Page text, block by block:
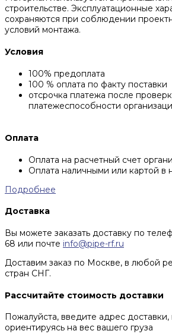
строительстве. Эксплуатационные
сохраняются при соблюдении
условий монтажа.
Условия
100% предоплата
100 % оплата по факту поставки
отсрочка платежа после
платежеспособности
Оплата
Оплата на расчетный счет
Оплата наличными или картой
Подробнее
Доставка
Вы можете заказать доставку по
68 или почте info@pipe-rf.ru
Доставим заказ по Москве, в любой
стран СНГ.
Рассчитайте стоимость доставки
Пожалуйста, введите адрес
ориентируясь на вес вашего груза